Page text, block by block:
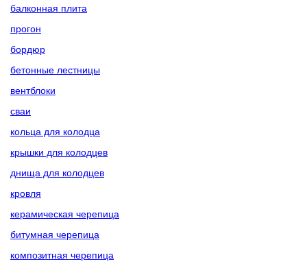
балконная плита
прогон
бордюр
бетонные лестницы
вентблоки
сваи
кольца для колодца
крышки для колодцев
днища для колодцев
кровля
керамическая черепица
битумная черепица
композитная черепица